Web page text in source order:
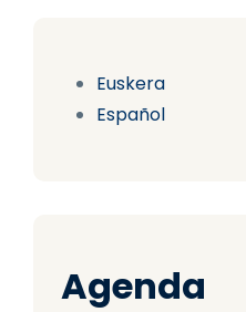
Euskera
Español
Agenda